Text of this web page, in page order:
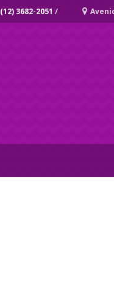
(12) 3682-2051 /